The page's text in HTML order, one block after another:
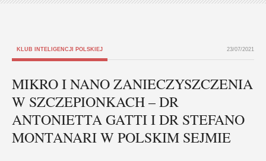
KLUB INTELIGENCJI POLSKIEJ 23/07/2021
MIKRO I NANO ZANIECZYSZCZENIA
W SZCZEPIONKACH – DR
ANTONIETTA GATTI I DR STEFANO
MONTANARI W POLSKIM SEJMIE